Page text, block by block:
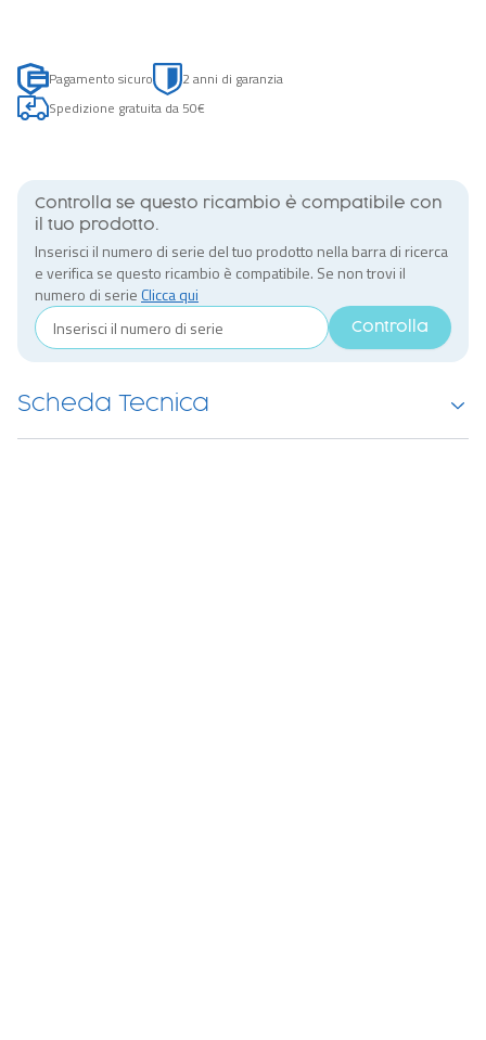
Pagamento sicuro
2 anni di garanzia
Spedizione gratuita da 50€
Controlla se questo ricambio è compatibile con
il tuo prodotto.
Inserisci il numero di serie del tuo prodotto nella barra di ricerca
e verifica se questo ricambio è compatibile. Se non trovi il
numero di serie Clicca qui
Controlla
Scheda Tecnica